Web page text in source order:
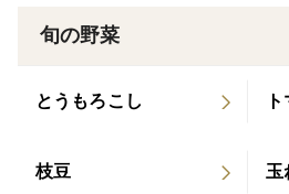
⚠️ ご購入前に必ずご確認くださ
自然のままの環境で育てている
旬の野菜
とうもろこし
枝豆 玉